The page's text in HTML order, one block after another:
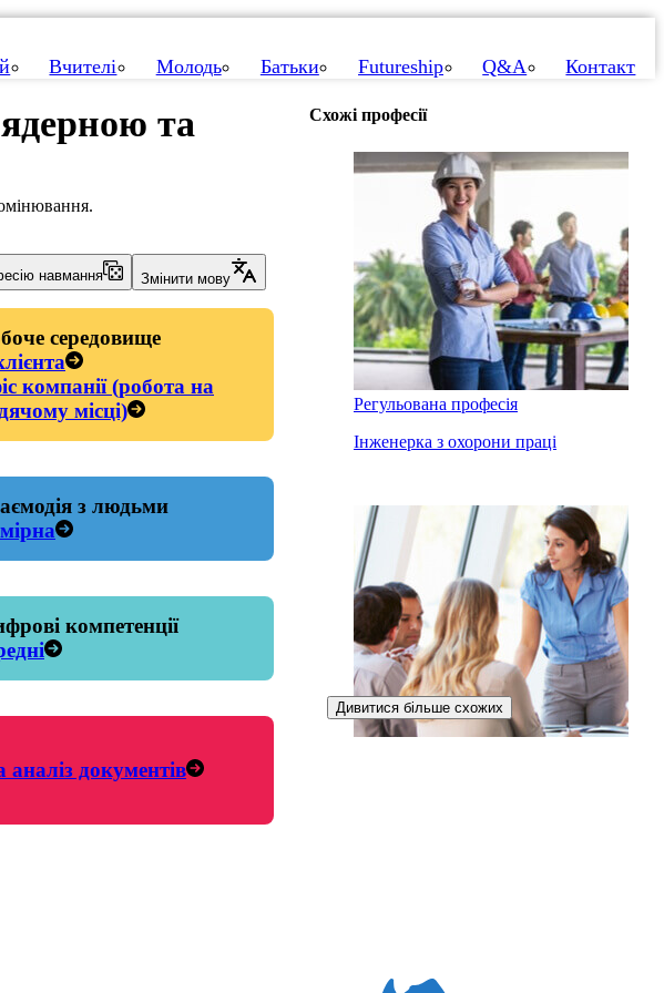
Вчителі Молодь Батьки Futureship Q&A Контакт
та
навмання Змінити мову
середовище
компанії (робота на
місці)
з людьми
компетенції
аналіз документів
Схожі професії
Регульована професія
Інженерка з охорони праці
Дивитися більше схожих